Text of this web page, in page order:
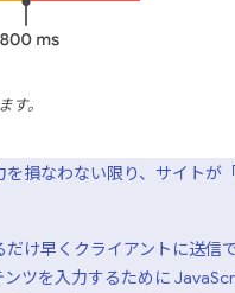
す。
損なわない限り、サイトが
け早くクライアントに送信
ツを入力するために